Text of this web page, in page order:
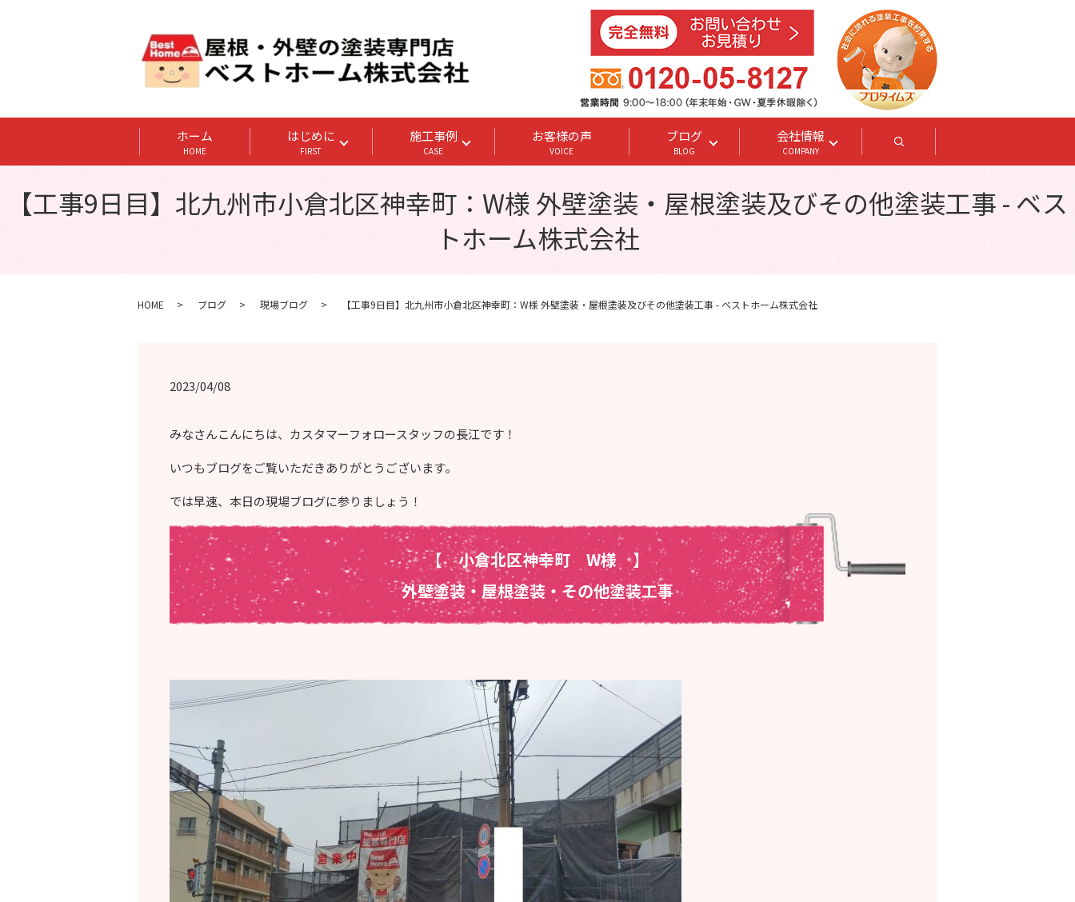
ホーム
HOME
はじめに
FIRST
施工事例
CASE
お客様の声
VOICE
ブログ
BLOG
会社情報
COMPANY search
【工事9日目】北九州市小倉北区神幸町：W様 外壁塗装・屋根塗装及びその他塗装工事 - ベス
トホーム株式会社
HOME ブログ 現場ブログ 【工事9日目】北九州市小倉北区神幸町：W様 外壁塗装・屋根塗装及びその他塗装工事 - ベストホーム株式会社
2023/04/08
みなさんこんにちは、カスタマーフォロースタッフの長江です！
いつもブログをご覧いただきありがとうございます。
では早速、本日の現場ブログに参りましょう！
【 小倉北区神幸町 W様】
外壁塗装・屋根塗装・その他塗装工事